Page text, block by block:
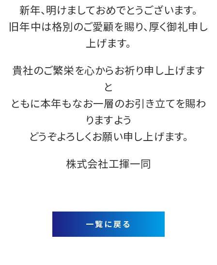
新年、明けましておめでとうございます。
旧年中は格別のご愛顧を賜り、厚く御礼申し
上げます。
貴社のご繁栄を心からお祈り申し上げます
と
ともに本年もなお一層のお引き立てを賜わ
りますよう
どうぞよろしくお願い申し上げます。
株式会社工揮一同
一覧に戻る